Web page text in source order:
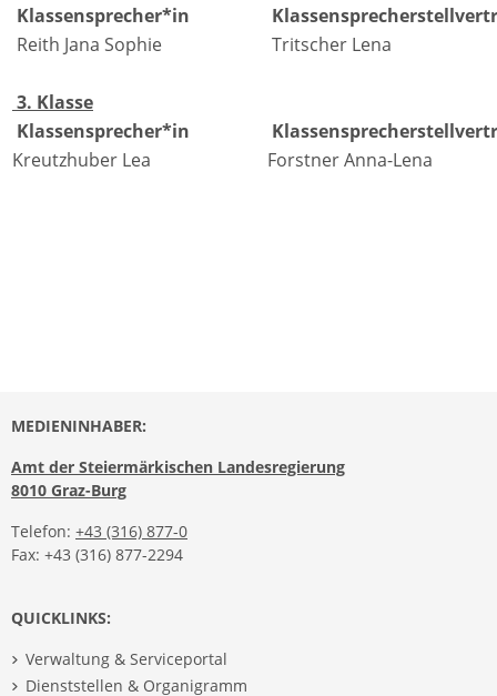
Klassensprecher*in
Reith Jana Sophie
Tritscher Lena
3. Klasse
Klassensprecher*in
Kreutzhuber Lea
Forstner Anna-Lena
MEDIENINHABER:
Amt der Steiermärkischen Landesregierung
8010 Graz-Burg
Telefon: +43 (316) 877-0
Fax: +43 (316) 877-2294
QUICKLINKS:
Verwaltung & Serviceportal
Dienststellen & Organigramm